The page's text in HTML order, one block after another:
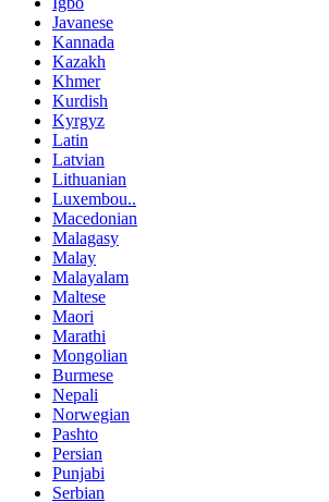
Javanese
Kannada
Kazakh
Khmer
Kurdish
Kyrgyz
Latin
Latvian
Lithuanian
Luxembou..
Macedonian
Malagasy
Malay
Malayalam
Maltese
Maori
Marathi
Mongolian
Burmese
Nepali
Norwegian
Pashto
Persian
Punjabi
Serbian